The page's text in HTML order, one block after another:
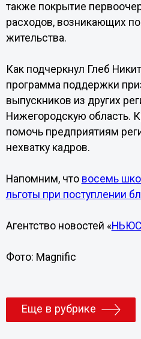
также покрытие
расходов, возникающих
жительства.
Как подчеркнул Глеб
программа поддержки
выпускников из других
Нижегородскую область.
помочь предприятиям
нехватку кадров.
Напомним, что восемь
льготы при поступлении
Агентство новостей «
Фото: Magnific
Еще в рубрике